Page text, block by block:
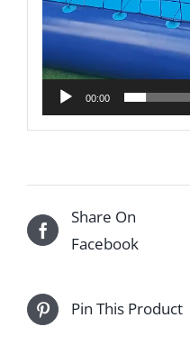
00:00
Share On
Facebook
Pin This Product